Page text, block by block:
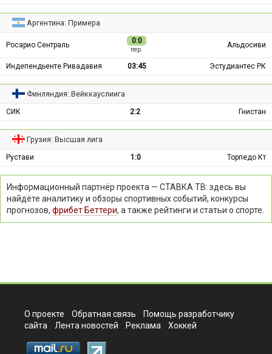
Аргентина: Примера
Росарио Сентраль 0:0
пер.
Альдосиви
Индепендьенте Ривадавия 03:45 Эстудиантес РК
Финляндия: Вейккауслиига
СИК 2:2 Гнистан
Грузия: Высшая лига
Рустави 1:0 Торпедо Кт
Информационный партнёр проекта — СТАВКА ТВ: здесь вы
найдёте аналитику и обзоры спортивных событий, конкурсы
прогнозов, фрибет Беттери, а также рейтинги и статьи о спорте.
О проекте Обратная связь
Помощь разработчику
сайта
Лента новостей Реклама Хоккей